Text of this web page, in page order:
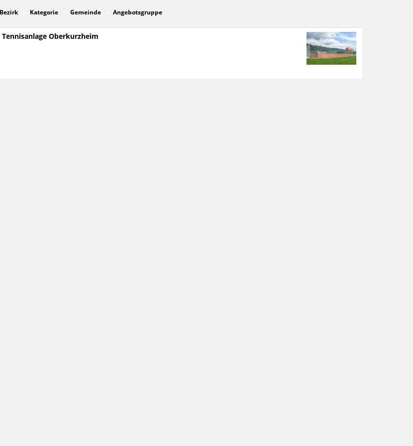
Bezirk Kategorie Gemeinde Angebotsgruppe
Tennisanlage Oberkurzheim